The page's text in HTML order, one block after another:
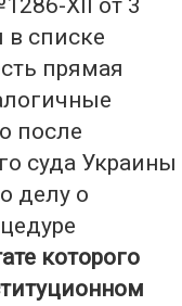
XII от 3
в списке
прямая
после
суда Украины
делу о
которого